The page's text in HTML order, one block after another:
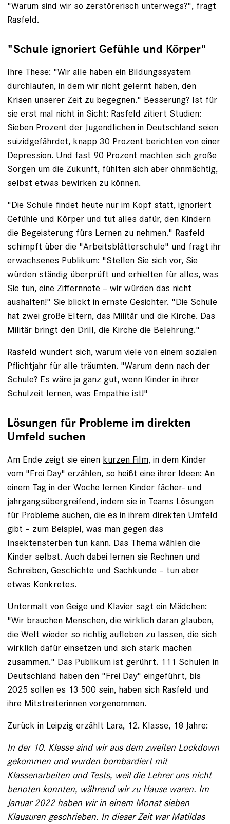
"Warum sind wir so zerstörerisch ­unterwegs?", fragt
Rasfeld.
"Schule ignoriert Gefühle und Körper"
Ihre These: "Wir alle haben ein Bildungs­system
durchlaufen, in dem wir nicht gelernt haben, den
Krisen ­unserer Zeit zu begegnen." Besserung? Ist für
sie erst mal nicht in Sicht: Rasfeld zitiert Studien:
Sieben Prozent der Jugendlichen in Deutschland seien
suizid­gefährdet, knapp 30 Prozent berichten von einer
Depression. Und fast 90 Prozent machten sich große
Sorgen um die Zukunft, fühlten sich aber ohnmächtig,
selbst etwas bewirken zu können.
"Die Schule findet heute nur im Kopf statt, ignoriert
Gefühle und Körper und tut alles dafür, den Kindern
die Begeisterung fürs ­Lernen zu nehmen." Rasfeld
schimpft über die "Arbeitsblätterschule" und fragt ihr
erwachsenes Publikum: "Stellen Sie sich vor, Sie
würden ­ständig überprüft und erhielten für alles, was
Sie tun, eine Ziffernnote – wir ­würden das nicht
aushalten!" Sie blickt in ernste Gesichter. "Die Schule
hat zwei große Eltern, das Militär und die Kirche. Das
Militär bringt den Drill, die Kirche die Belehrung."
Rasfeld wundert sich, warum viele von einem sozialen
Pflichtjahr für alle träumten. ­"Warum denn nach der
Schule? Es wäre ja ganz gut, wenn Kinder in ihrer
Schulzeit lernen, was Empathie ist!"
Lösungen für Probleme im direkten
Umfeld suchen
Am Ende zeigt sie einen kurzen Film, in dem Kinder
vom "Frei Day" erzählen, so heißt eine ihrer Ideen: An
einem Tag in der Woche lernen Kinder fächer- und
jahrgangsübergreifend, indem sie in Teams Lösungen
für Probleme suchen, die es in ihrem direkten Umfeld
gibt – zum Beispiel, was man gegen das
Insektensterben tun kann. Das Thema wählen die
Kinder selbst. Auch dabei lernen sie Rechnen und
Schreiben, Geschichte und Sachkunde – tun aber
etwas Konkretes.
Untermalt von Geige und Klavier sagt ein Mädchen:
"Wir brauchen Menschen, die wirklich daran glauben,
die Welt wieder so richtig aufleben zu lassen, die sich
wirklich dafür einsetzen und sich stark machen
zusammen." Das Publikum ist gerührt. 111 Schulen in
Deutschland haben den "Frei Day" eingeführt, bis
2025 sollen es 13 500 sein, haben sich Rasfeld und
ihre Mitstreiterinnen vorgenommen.
Zurück in Leipzig erzählt Lara, 12. Klasse, 18 Jahre:
In der 10. Klasse sind wir aus dem zweiten Lockdown
gekommen und wurden bombardiert mit
Klassenarbeiten und Tests, weil die Lehrer uns nicht
benoten konnten, während wir zu ­Hause waren. Im
Januar 2022 haben wir in einem Monat sieben
Klausuren geschrieben. In ­dieser Zeit war Matildas